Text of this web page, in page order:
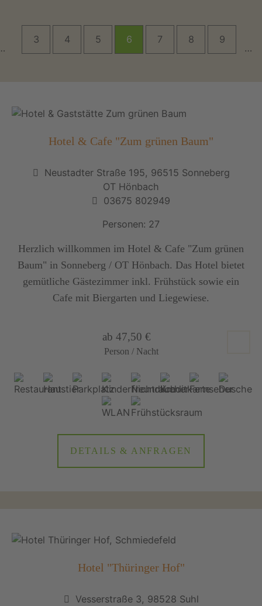
3 4 5 6 7 8 9
…
Hotel & Cafe "Zum grünen Baum"
Neustadter Straße 195, 96515 Sonneberg
OT Hönbach
03675 802949
Personen: 27
Herzlich willkommen im Hotel & Cafe "Zum grünen
Baum" in Sonneberg / OT Hönbach. Das Hotel bietet
gemütliche Gästezimmer inkl. Frühstück sowie ein
Cafe mit Biergarten und Liegewiese.
ab 47,50 €
Person / Nacht
DETAILS & ANFRAGEN
Hotel "Thüringer Hof"
Vesserstraße 3, 98528 Suhl